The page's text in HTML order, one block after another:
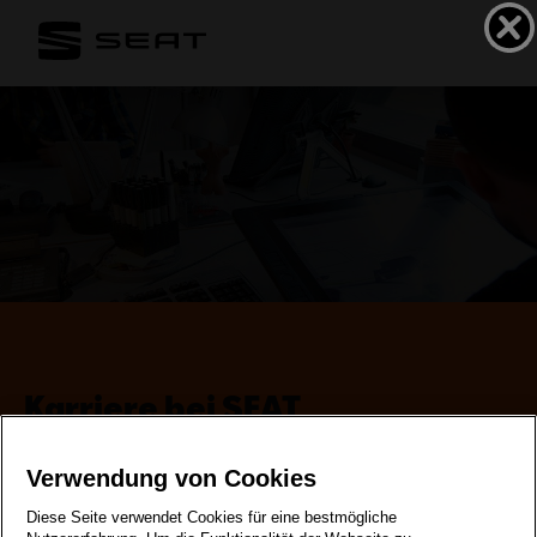
Karriere bei SEAT
Verwendung von Cookies
Diese Seite verwendet Cookies für eine bestmögliche